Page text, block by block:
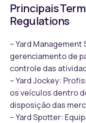
Principais
Regulations
– Yard
gerenciamento de
controle das
– Yard Jockey:
os veículos dentro
disposição das
– Yard Spotter: